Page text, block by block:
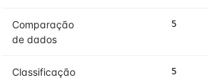
Comparação
de dados
5
Classificação
5